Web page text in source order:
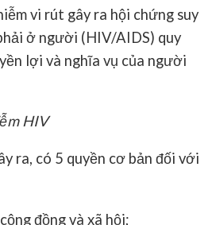
vi rút gây ra hội chứng suy
ở người (HIV/AIDS) quy
lợi và nghĩa vụ của người
HIV
ra, có 5 quyền cơ bản đối với
đồng và xã hội;